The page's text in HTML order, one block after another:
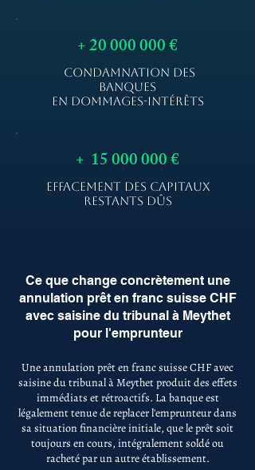
+20 000 000€
CONDAMNATION DES
BANQUES
EN DOMMAGES-INTÉRÊTS
+ 15 000 000€
EFFACEMENT DES CAPITAUX
RESTANTS DÛS
Ce que change concrètement une
annulation prêt en franc suisse CHF
avec saisine du tribunal à Meythet
pour l'emprunteur
Une annulation prêt en franc suisse CHF avec
saisine du tribunal à Meythet produit des effets
immédiats et rétroactifs. La banque est
légalement tenue de replacer l'emprunteur dans
sa situation financière initiale, que le prêt soit
toujours en cours, intégralement soldé ou
racheté par un autre établissement.